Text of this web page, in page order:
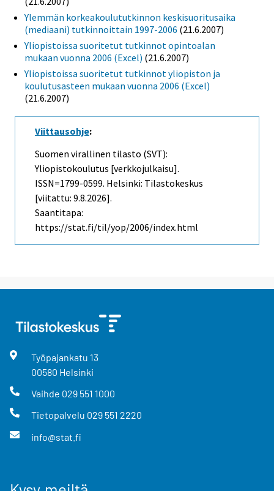
Ylemmän korkeakoulututkinnon keskisuoritusaika
(mediaani) tutkinnoittain 1997-2006 (21.6.2007)
Yliopistoissa suoritetut tutkinnot opintoalan
mukaan vuonna 2006 (Excel) (21.6.2007)
Yliopistoissa suoritetut tutkinnot yliopiston ja
koulutusasteen mukaan vuonna 2006 (Excel)
(21.6.2007)
Viittausohje:
Suomen virallinen tilasto (SVT):
Yliopistokoulutus [verkkojulkaisu].
ISSN=1799-0599. Helsinki: Tilastokeskus
[viitattu: 9.8.2026].
Saantitapa:
https://stat.fi/til/yop/2006/index.html
Työpajankatu 13
00580 Helsinki
Vaihde 029 551 1000
Tietopalvelu 029 551 2220
info@stat.fi